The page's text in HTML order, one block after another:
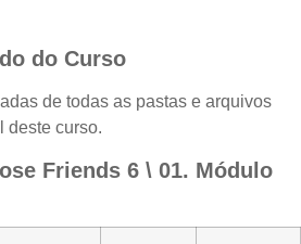
do Curso
de todas as pastas e arquivos
deste curso.
Friends 6 \ 01. Módulo